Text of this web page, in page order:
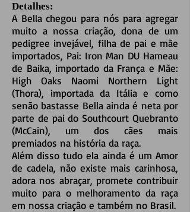
Detalhes:
A Bella chegou para nós para agregar
muito a nossa criação, dona de um
pedigree invejável, filha de pai e mãe
importados, Pai: Iron Man DU Hameau
de Baika, importado da França e Mãe:
High Oaks Naomi Northern Light
(Thora), importada da Itália e como
senão bastasse Bella ainda é neta por
parte de pai do Southcourt Quebranto
(McCain), um dos cães mais
premiados na história da raça.
Além disso tudo ela ainda é um Amor
de cadela, não existe mais carinhosa,
adora nos abraçar, promete contribuir
muito para o melhoramento da raça
em nossa criação e também no Brasil.